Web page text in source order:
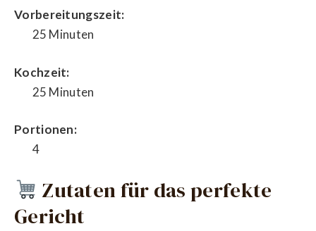
Vorbereitungszeit:
25 Minuten
Kochzeit:
25 Minuten
Portionen:
4
Zutaten für das perfekte
Gericht